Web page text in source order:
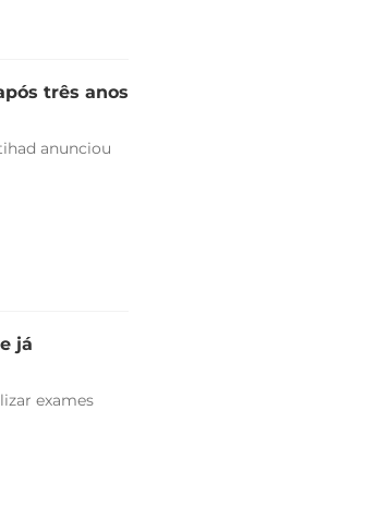
três anos
anunciou
já
exames